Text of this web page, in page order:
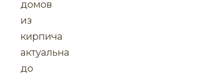
домов
из
кирпича
актуальна
до